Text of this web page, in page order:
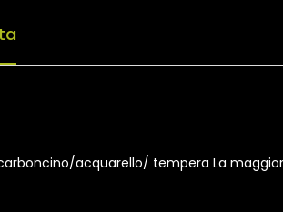
acquarello/ tempera La